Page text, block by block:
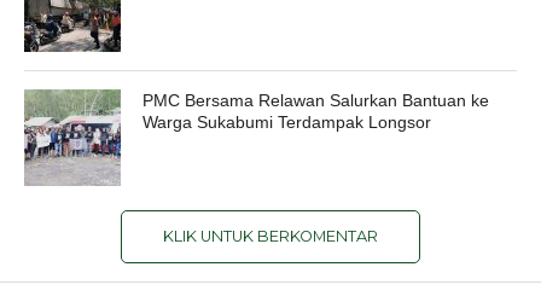
PMC Bersama Relawan Salurkan Bantuan ke
Warga Sukabumi Terdampak Longsor
KLIK UNTUK BERKOMENTAR